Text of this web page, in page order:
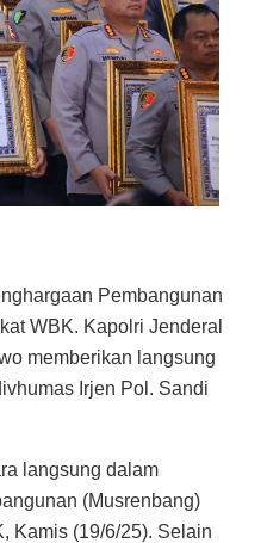
Pembangunan
WBK. Kapolri Jenderal
memberikan langsung
Irjen Pol. Sandi
langsung dalam
(Musrenbang)
Kamis (19/6/25). Selain